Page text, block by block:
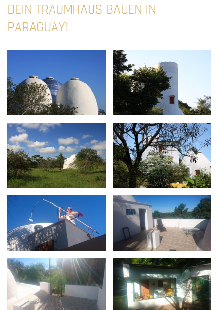
DEIN TRAUMHAUS BAUEN IN
PARAGUAY!